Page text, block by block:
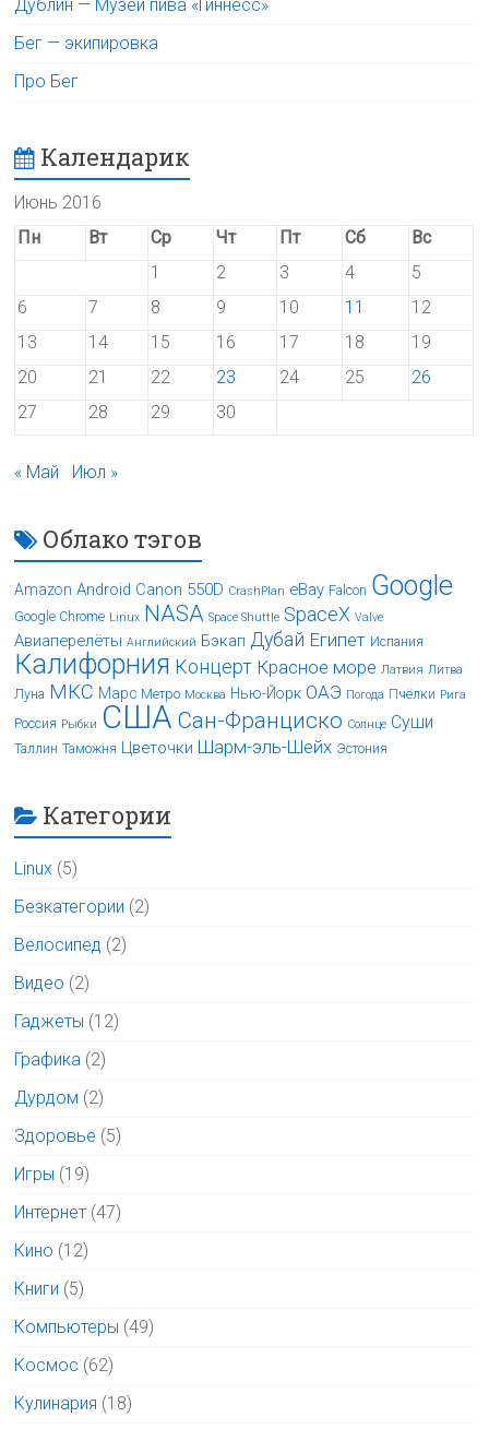
Дублин — Музей пива «Гиннесс»
Бег — экипировка
Про Бег
Календарик
Июнь 2016
Пн
Вт Ср Чт Пт Сб
Вс
1
2 3 4
5
6
7 8 9 10 11
12
13
14 15 16 17 18
19
20
21 22 23 24 25
26
27
28 29 30
« Май Июл »
Облако тэгов
Amazon Android Canon 550D CrashPlan eBay Falcon Google
Google Chrome Linux NASA Space Shuttle SpaceX Valve
Авиаперелёты Английский Бэкап Дубай Египет Испания
Калифорния Концерт Красное море Латвия Литва
Луна МКС Марс Метро Москва Нью-Йорк ОАЭ Погода Пчёлки Рига
Россия Рыбки США Сан-Франциско Солнце Суши
Таллин Таможня Цветочки Шарм-эль-Шейх Эстония
Категории
Linux (5)
Безкатегории (2)
Велосипед (2)
Видео (2)
Гаджеты (12)
Графика (2)
Дурдом (2)
Здоровье (5)
Игры (19)
Интернет (47)
Кино (12)
Книги (5)
Компьютеры (49)
Космос (62)
Кулинария (18)